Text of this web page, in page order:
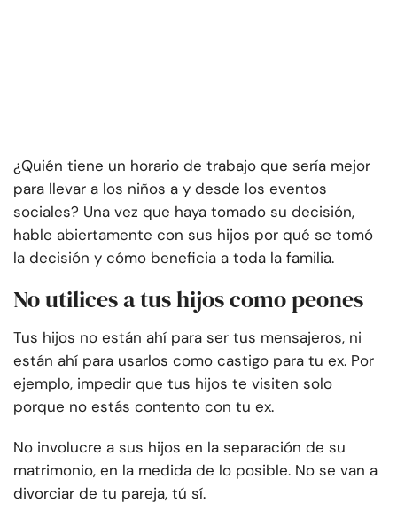
¿Quién tiene un horario de trabajo que sería mejor
para llevar a los niños a y desde los eventos
sociales? Una vez que haya tomado su decisión,
hable abiertamente con sus hijos por qué se tomó
la decisión y cómo beneficia a toda la familia.
No utilices a tus hijos como peones
Tus hijos no están ahí para ser tus mensajeros, ni
están ahí para usarlos como castigo para tu ex. Por
ejemplo, impedir que tus hijos te visiten solo
porque no estás contento con tu ex.
No involucre a sus hijos en la separación de su
matrimonio, en la medida de lo posible. No se van a
divorciar de tu pareja, tú sí.